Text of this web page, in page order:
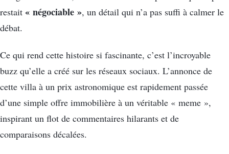
restait « négociable », un détail qui n’a pas suffi à calmer le
débat.
Ce qui rend cette histoire si fascinante, c’est l’incroyable
buzz qu’elle a créé sur les réseaux sociaux. L’annonce de
cette villa à un prix astronomique est rapidement passée
d’une simple offre immobilière à un véritable « meme »,
inspirant un flot de commentaires hilarants et de
comparaisons décalées.